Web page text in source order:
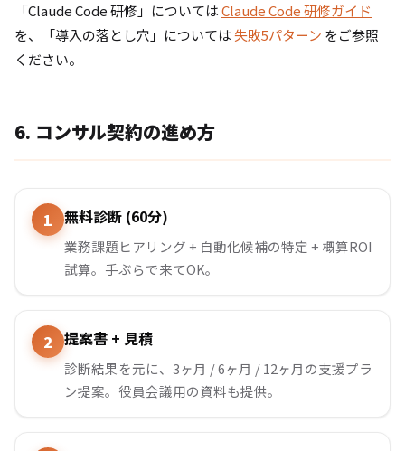
「Claude Code 研修」についてはClaude Code 研修ガイド
を、「導入の落とし穴」については失敗5パターン をご参照
ください。
6. コンサル契約の進め方
無料診断 (60分)
業務課題ヒアリング + 自動化候補の特定 + 概算ROI
試算。手ぶらで来てOK。
提案書 + 見積
診断結果を元に、3ヶ月 / 6ヶ月 / 12ヶ月の支援プラ
ン提案。役員会議用の資料も提供。